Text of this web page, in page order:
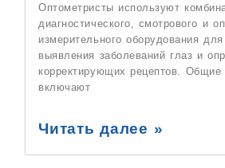
Оптометристы используют
диагностического, смотрового и
измерительного оборудования для
выявления заболеваний глаз и
корректирующих рецептов. Общие
включают
Читать далее »